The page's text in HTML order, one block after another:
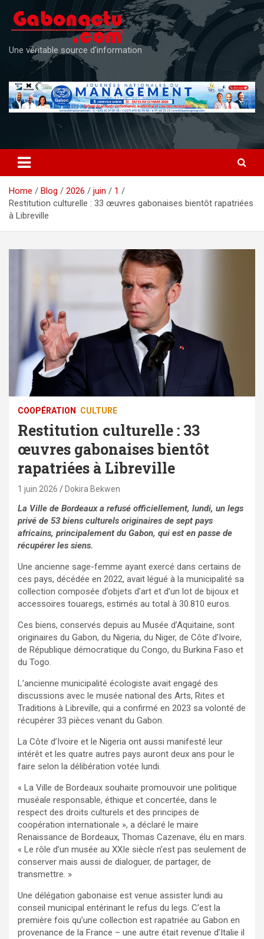
content
Une véritable source d'information
Home Blog 2026 juin
1
Restitution culturelle : 33 œuvres gabonaises bientôt rapatriées
à Libreville
⁠COOPÉRATION CULTURE
Restitution culturelle : 33
œuvres gabonaises bientôt
rapatriées à Libreville
1 juin 2026 Dokira Bekwen
La Ville de Bordeaux a refusé officiellement, lundi, un legs
privé de 53 biens culturels originaires de sept pays
africains, principalement du Gabon, qui est en passe de
récupérer les siens.
Une ancienne sage-femme ayant exercé dans certains de
ces pays, décédée en 2022, avait légué à la municipalité sa
collection composée d’objets d’art et d’un lot de bijoux et
accessoires touaregs, estimés au total à 30.810 euros.
Ces biens, conservés depuis au Musée d’Aquitaine, sont
originaires du Gabon, du Nigeria, du Niger, de Côte d’Ivoire,
de République démocratique du Congo, du Burkina Faso et
du Togo.
L’ancienne municipalité écologiste avait engagé des
discussions avec le musée national des Arts, Rites et
Traditions à Libreville, qui a confirmé en 2023 sa volonté de
récupérer 33 pièces venant du Gabon.
La Côte d’Ivoire et le Nigeria ont aussi manifesté leur
intérêt et les quatre autres pays auront deux ans pour le
faire selon la délibération votée lundi.
« La Ville de Bordeaux souhaite promouvoir une politique
muséale responsable, éthique et concertée, dans le
respect des droits culturels et des principes de
coopération internationale », a déclaré le maire
Renaissance de Bordeaux, Thomas Cazenave, élu en mars.
« Le rôle d’un musée au XXIe siècle n’est pas seulement de
conserver mais aussi de dialoguer, de partager, de
transmettre. »
Une délégation gabonaise est venue assister lundi au
conseil municipal entérinant le refus du legs. C’est la
première fois qu’une collection est rapatriée au Gabon en
provenance de la France – une autre était revenue d’Italie il